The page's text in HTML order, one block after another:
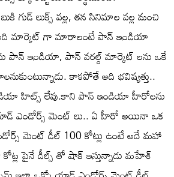
గుడ్ లుక్స్ వల్ల, తన సినిమాల వల్ల మంచి
మార్కెట్ గా మారాలంటే పాన్ ఇండియా
పాన్ ఇండియా, పాన్ వరల్డ్ మార్కెట్ లను ఒకే
కాకపోతే అది భవిష్యత్తు..
హిట్స్ లేవు.కాని పాన్ ఇండియా హీరోలను
ఎండోర్స్ మెంట్ లు.. ఏ హీరో అయినా ఒక
మెంట్ డీల్ 100 కోట్లు ఉంటే అదే మహా
పైనే డీల్స్ తో షాక్ ఇస్తున్నాడు మహేశ్